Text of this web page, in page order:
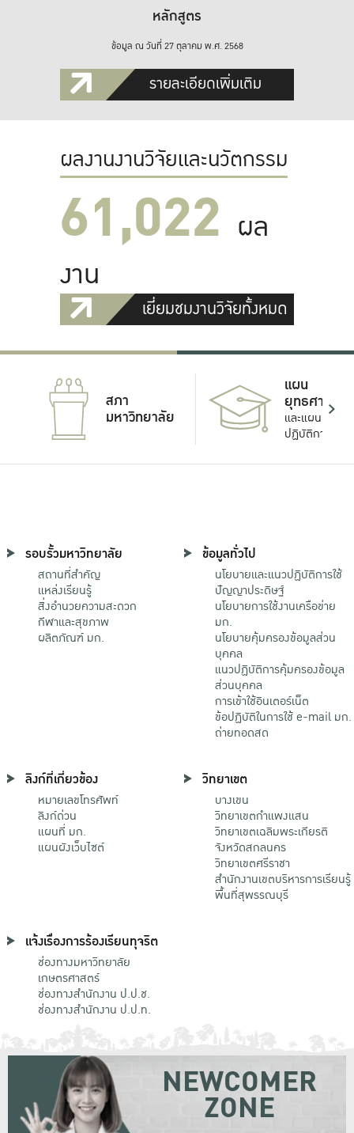
หลักสูตร
ข้อมูล ณ วันที่ 27 ตุลาคม พ.ศ. 2568
รายละเอียดเพิ่มเติม
ผลงานงานวิจัยและนวัตกรรม
61,022 ผล
งาน
เยี่ยมชมงานวิจัยทั้งหมด
สภา
มหาวิทยาลัย
แผน
ยุทธศาสตร์
และแผน
ปฏิบัติการ
รอบรั้วมหาวิทยาลัย
สถานที่สำคัญ
แหล่งเรียนรู้
สิ่งอำนวยความสะดวก
กีฬาและสุขภาพ
ผลิตภัณฑ์ มก.
ข้อมูลทั่วไป
นโยบายและแนวปฏิบัติการใช้
ปัญญาประดิษฐ์
นโยบายการใช้งานเครือข่าย
มก.
นโยบายคุ้มครองข้อมูลส่วน
บุคคล
แนวปฏิบัติการคุ้มครองข้อมูล
ส่วนบุคคล
การเข้าใช้อินเตอร์เน็ต
ข้อปฏิบัติในการใช้ e-mail มก.
ถ่ายทอดสด
ลิงก์ที่เกี่ยวข้อง
หมายเลขโทรศัพท์
ลิงก์ด่วน
แผนที่ มก.
แผนผังเว็บไซต์
วิทยาเขต
บางเขน
วิทยาเขตกําแพงแสน
วิทยาเขตเฉลิมพระเกียรติ
จังหวัดสกลนคร
วิทยาเขตศรีราชา
สำนักงานเขตบริหารการเรียนรู้
พื้นที่สุพรรณบุรี
แจ้งเรื่องการร้องเรียนทุจริต
ช่องทางมหาวิทยาลัย
เกษตรศาสตร์
ช่องทางสำนักงาน ป.ป.ช.
ช่องทางสำนักงาน ป.ป.ท.
NEWCOMER
ZONE